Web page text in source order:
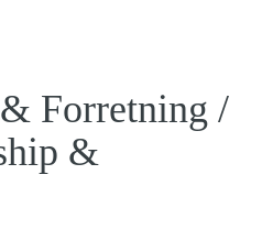
Forretning /
&